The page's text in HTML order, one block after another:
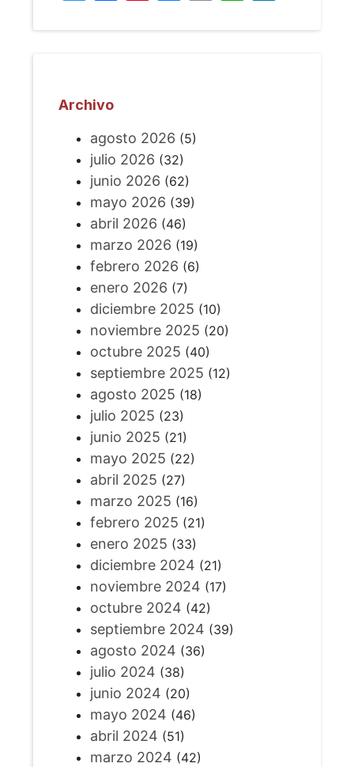
Archivo
agosto 2026 (5)
julio 2026 (32)
junio 2026 (62)
mayo 2026 (39)
abril 2026 (46)
marzo 2026 (19)
febrero 2026 (6)
enero 2026 (7)
diciembre 2025 (10)
noviembre 2025 (20)
octubre 2025 (40)
septiembre 2025 (12)
agosto 2025 (18)
julio 2025 (23)
junio 2025 (21)
mayo 2025 (22)
abril 2025 (27)
marzo 2025 (16)
febrero 2025 (21)
enero 2025 (33)
diciembre 2024 (21)
noviembre 2024 (17)
octubre 2024 (42)
septiembre 2024 (39)
agosto 2024 (36)
julio 2024 (38)
junio 2024 (20)
mayo 2024 (46)
abril 2024 (51)
marzo 2024 (42)